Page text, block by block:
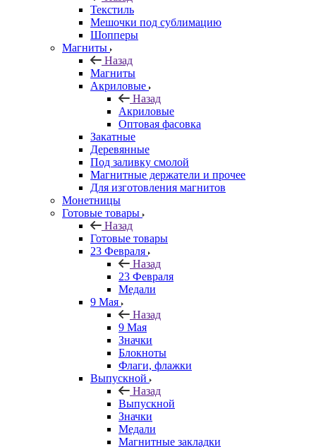
Текстиль
Мешочки под сублимацию
Шопперы
Магниты
Назад
Магниты
Акриловые
Назад
Акриловые
Оптовая фасовка
Закатные
Деревянные
Под заливку смолой
Магнитные держатели и прочее
Для изготовления магнитов
Монетницы
Готовые товары
Назад
Готовые товары
23 Февраля
Назад
23 Февраля
Медали
9 Мая
Назад
9 Мая
Значки
Блокноты
Флаги, флажки
Выпускной
Назад
Выпускной
Значки
Медали
Магнитные закладки